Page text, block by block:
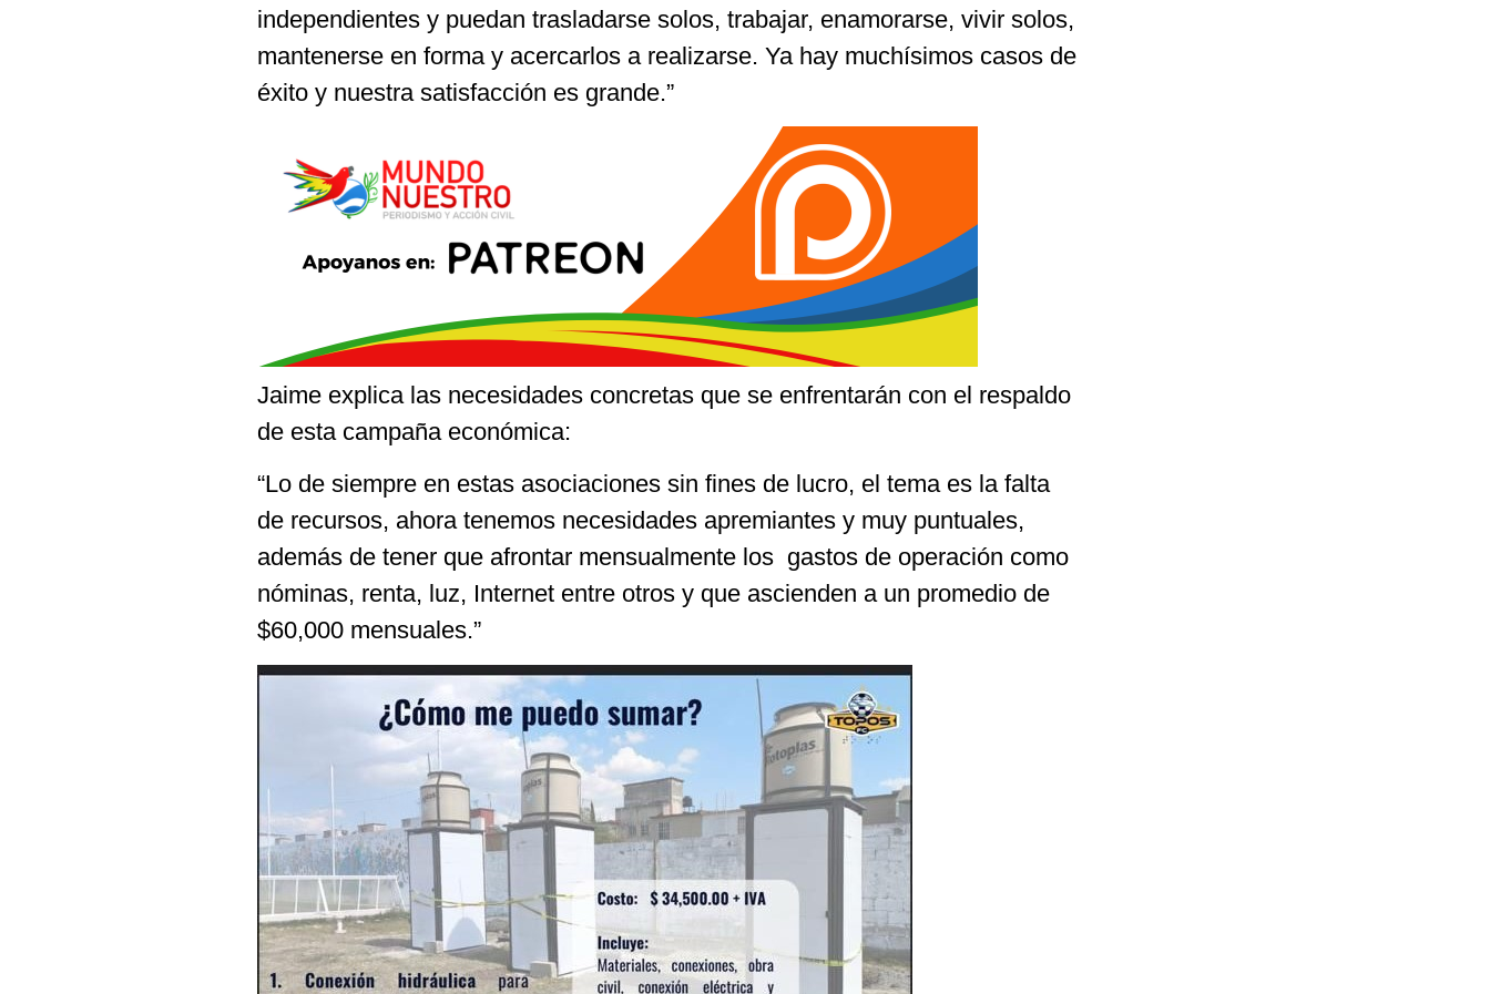
independientes y puedan trasladarse solos, trabajar, enamorarse, vivir solos,
mantenerse en forma y acercarlos a realizarse. Ya hay muchísimos casos de
éxito y nuestra satisfacción es grande.”
Jaime explica las necesidades concretas que se enfrentarán con el respaldo
de esta campaña económica:
“Lo de siempre en estas asociaciones sin fines de lucro, el tema es la falta
de recursos, ahora tenemos necesidades apremiantes y muy puntuales,
además de tener que afrontar mensualmente los gastos de operación como
nóminas, renta, luz, Internet entre otros y que ascienden a un promedio de
$60,000 mensuales.”